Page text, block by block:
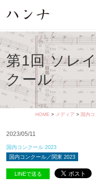
第1回 ソレ
クール
HOME > メディア > 国内
2023/05/11
国内コンクール 2023
国内コンクール／関東 2023
LINEで送る